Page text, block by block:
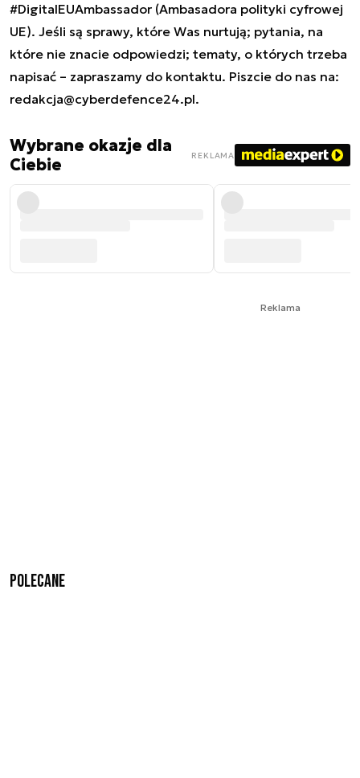
#DigitalEUAmbassador (Ambasadora polityki cyfrowej
UE). Jeśli są sprawy, które Was nurtują; pytania, na
które nie znacie odpowiedzi; tematy, o których trzeba
napisać – zapraszamy do kontaktu. Piszcie do nas na:
redakcja@cyberdefence24.pl.
Wybrane okazje dla
Ciebie
REKLAMA
Reklama
Polecane